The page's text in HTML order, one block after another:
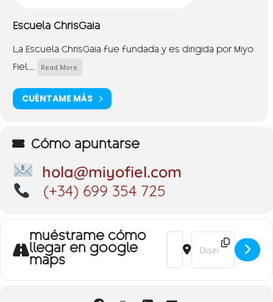
Escuela ChrisGaia
La Escuela ChrisGaia fue fundada y es dirigida por Miyo
Fiel....
Read More.
CUÉNTAME MÁS
Cómo apuntarse
hola@miyofiel.com
(+34) 699 354 725
muéstrame cómo
llegar en google
maps
Address - Intensiva de
Destination